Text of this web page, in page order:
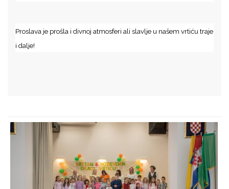
Proslava je prošla i divnoj atmosferi ali slavlje u našem vrtiću traje
i dalje!